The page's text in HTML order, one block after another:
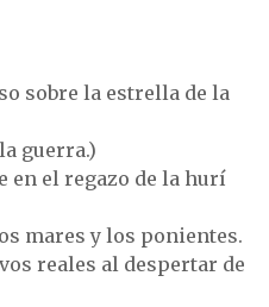
sobre la estrella de la
guerra.)
en el regazo de la hurí
mares y los ponientes.
reales al despertar de